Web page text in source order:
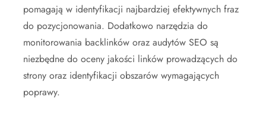
pomagają w identyfikacji najbardziej efektywnych fraz
do pozycjonowania. Dodatkowo narzędzia do
monitorowania backlinków oraz audytów SEO są
niezbędne do oceny jakości linków prowadzących do
strony oraz identyfikacji obszarów wymagających
poprawy.